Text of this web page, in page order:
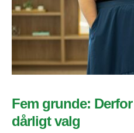
Fem grunde:
dårligt valg